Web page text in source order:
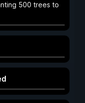
500 trees to